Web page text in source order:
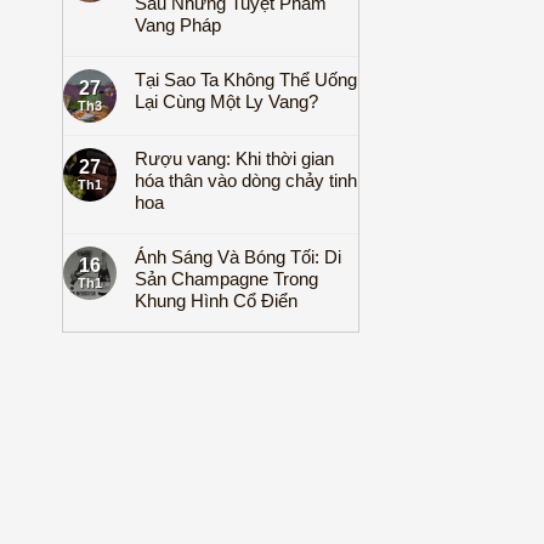
Vang Pháp
27
Th3
Tại Sao Ta Không Thể Uống
Lại Cùng Một Ly Vang?
27
Th1
Rượu vang: Khi thời gian
hóa thân vào dòng chảy tinh
hoa
16
Th1
Ánh Sáng Và Bóng Tối: Di
Sản Champagne Trong
Khung Hình Cổ Điển